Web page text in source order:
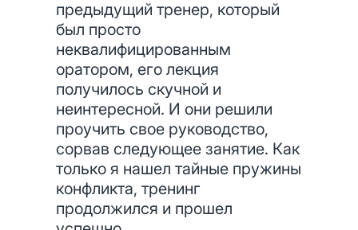
предыдущий тренер, который
был просто
неквалифицированным
оратором, его лекция
получилось скучной и
неинтересной. И они решили
проучить свое руководство,
сорвав следующее занятие. Как
только я нашел тайные пружины
конфликта, тренинг
продолжился и прошел